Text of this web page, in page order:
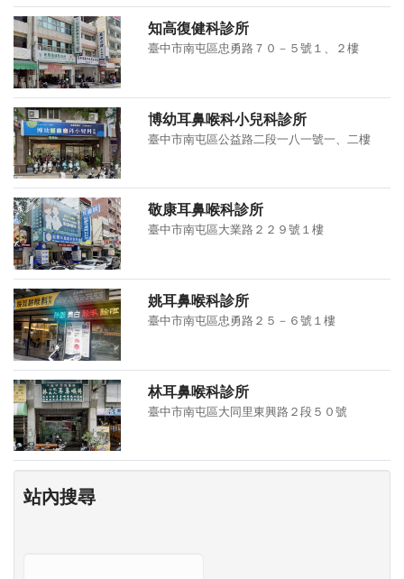
知高復健科診所
臺中市南屯區忠勇路７０－５號１、２樓
博幼耳鼻喉科小兒科診所
臺中市南屯區公益路二段一八一號一、二樓
敬康耳鼻喉科診所
臺中市南屯區大業路２２９號１樓
姚耳鼻喉科診所
臺中市南屯區忠勇路２５－６號１樓
林耳鼻喉科診所
臺中市南屯區大同里東興路２段５０號
站內搜尋